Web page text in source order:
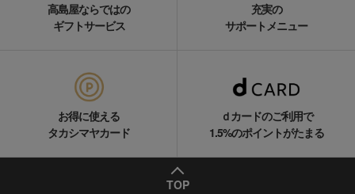
高島屋ならではの
ギフトサービス
充実の
サポートメニュー
お得に使える
タカシマヤカード
ｄカードのご利用で
1.5%のポイントがたまる
TOP